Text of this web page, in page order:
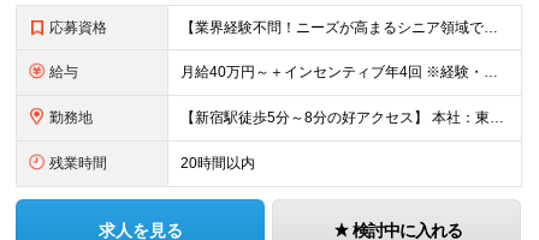
応募資格 【業界経験不問！ニーズが高まるシニア領域で活躍】 ■20代・30代・40代・50代まで幅広く活躍 ■何かしらの営業経験をお持ちの方（業界・取扱商品・年数不問） ■学歴不問 【このような方を求めていま
給与 月給40万円～＋インセンティブ年4回 ※経験・年齢・スキルなどを考慮の上、当社規定により決定いたします ※試用期間3ヵ月あり（期間中の待遇に変更はありません） ※上記には固定残業代（￥104,085
勤務地 【新宿駅徒歩5分～8分の好アクセス】 本社：東京都新宿区西新宿7丁目3−4 アソルティ西新宿 2F ※転勤なし ※変更の範囲：上記を除く当社関連勤務地
残業時間 20時間以内
求人を見る 検討中に入れる